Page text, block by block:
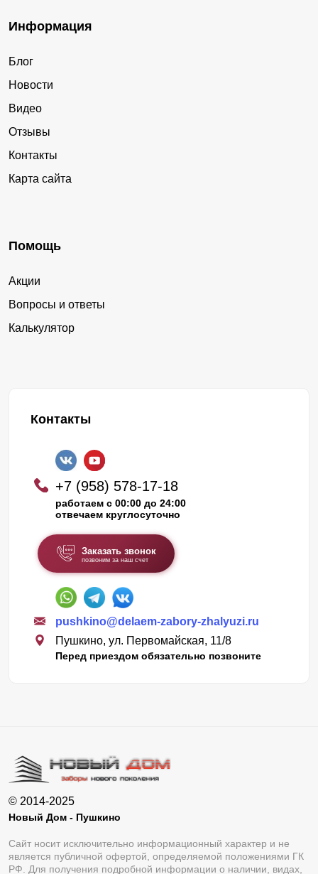
Информация
Блог
Новости
Видео
Отзывы
Контакты
Карта сайта
Помощь
Акции
Вопросы и ответы
Калькулятор
Контакты
+7 (958) 578-17-18
работаем с 00:00 до 24:00
отвечаем круглосуточно
Заказать звонок
позвоним за наш счет
pushkino@delaem-zabory-zhalyuzi.ru
Пушкино, ул. Первомайская, 11/8
Перед приездом обязательно позвоните
© 2014-2025
Новый Дом - Пушкино
Сайт носит исключительно информационный характер и не
является публичной офертой, определяемой положениями ГК
РФ. Для получения подробной информации о наличии, видах,